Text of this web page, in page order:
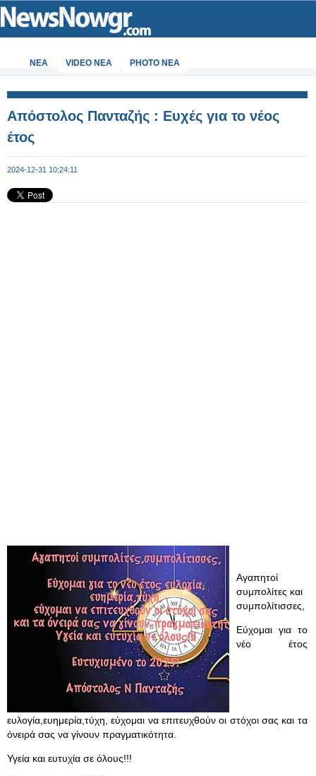
ΝΕΑ VIDEO NEA PHOTO NEA
Απόστολος Πανταζής : Ευχές για το νέος
έτος
2024-12-31 10:24:11
Αγαπητοί
συμπολίτες και
συμπολίτισσες,
Εύχομαι για το
νέο έτος
ευλογία,ευημερία,τύχη, εύχομαι να επιτευχθούν οι στόχοι σας και τα
όνειρά σας να γίνουν πραγματικότητα.
Υγεία και ευτυχία σε όλους!!!